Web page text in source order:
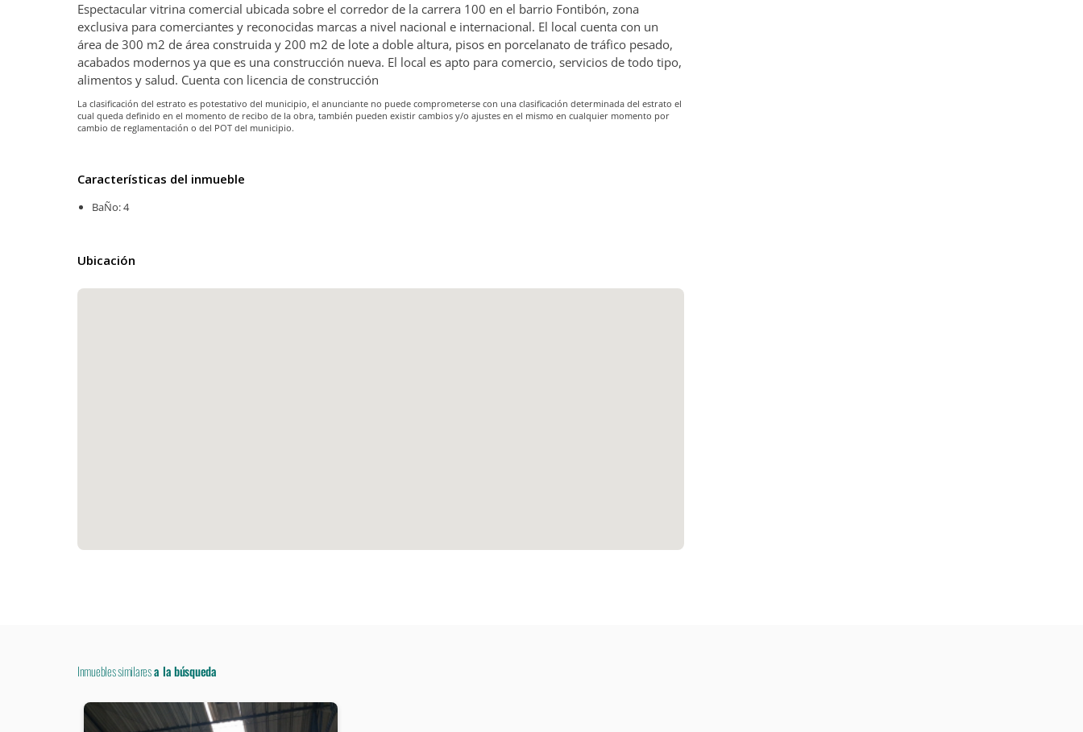
Espectacular vitrina comercial ubicada sobre el corredor de la carrera 100 en el barrio Fontibón, zona
exclusiva para comerciantes y reconocidas marcas a nivel nacional e internacional. El local cuenta con un
área de 300 m2 de área construida y 200 m2 de lote a doble altura, pisos en porcelanato de tráfico pesado,
acabados modernos ya que es una construcción nueva. El local es apto para comercio, servicios de todo tipo,
alimentos y salud. Cuenta con licencia de construcción
La clasificación del estrato es potestativo del municipio, el anunciante no puede comprometerse con una clasificación determinada del estrato el
cual queda definido en el momento de recibo de la obra, también pueden existir cambios y/o ajustes en el mismo en cualquier momento por
cambio de reglamentación o del POT del municipio.
Características del inmueble
BaÑo: 4
Ubicación
Inmuebles similaresa la búsqueda